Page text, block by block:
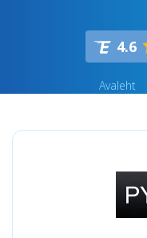
4.6
Avaleht